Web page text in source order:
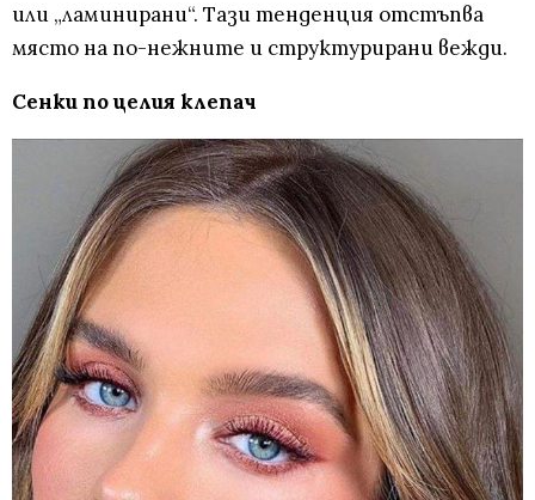
или „ламинирани“. Тази тенденция отстъпва
място на по-нежните и структурирани вежди.
Сенки по целия клепач